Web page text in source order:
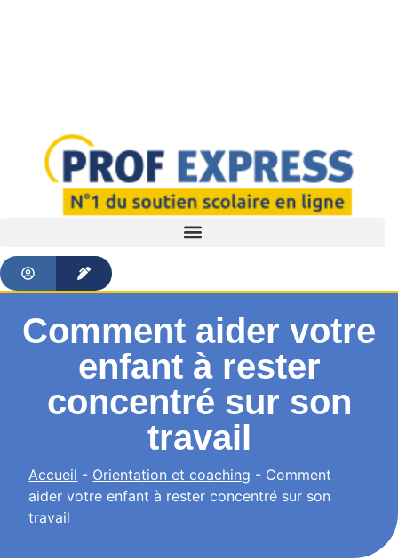
Comment aider votre
enfant à rester
concentré sur son
travail
Accueil - Orientation et coaching - Comment
aider votre enfant à rester concentré sur son
travail